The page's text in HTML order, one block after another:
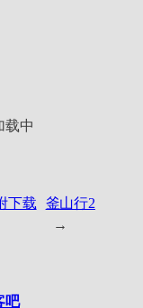
载中
下载
釜山行2
→
吧